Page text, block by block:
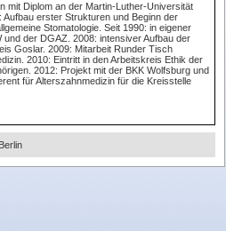
mit Diplom an der Martin-Luther-Universität
erster Strukturen und Beginn der
Stomatologie. Seit 1990: in eigener
der DGAZ. 2008: intensiver Aufbau der
Goslar. 2009: Mitarbeit Runder Tisch
2010: Eintritt in den Arbeitskreis Ethik der
2012: Projekt mit der BKK Wolfsburg und
für Alterszahnmedizin für die Kreisstelle